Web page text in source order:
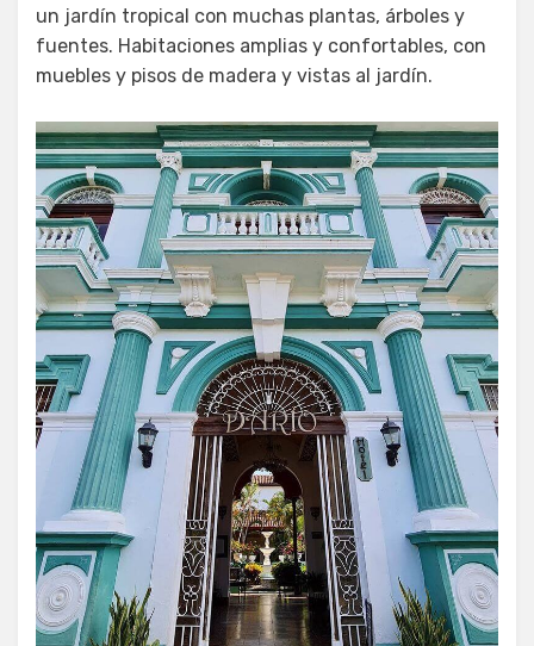
un jardín tropical con muchas plantas, árboles y
fuentes. Habitaciones amplias y confortables, con
muebles y pisos de madera y vistas al jardín.